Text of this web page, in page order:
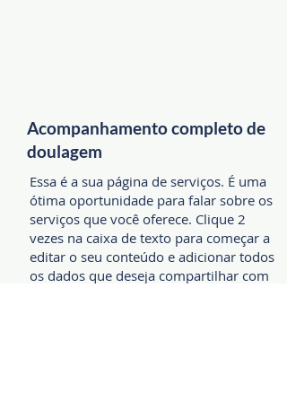
Acompanhamento completo de
doulagem
Essa é a sua página de serviços. É uma
ótima oportunidade para falar sobre os
serviços que você oferece. Clique 2
vezes na caixa de texto para começar a
editar o seu conteúdo e adicionar todos
os dados que deseja compartilhar com